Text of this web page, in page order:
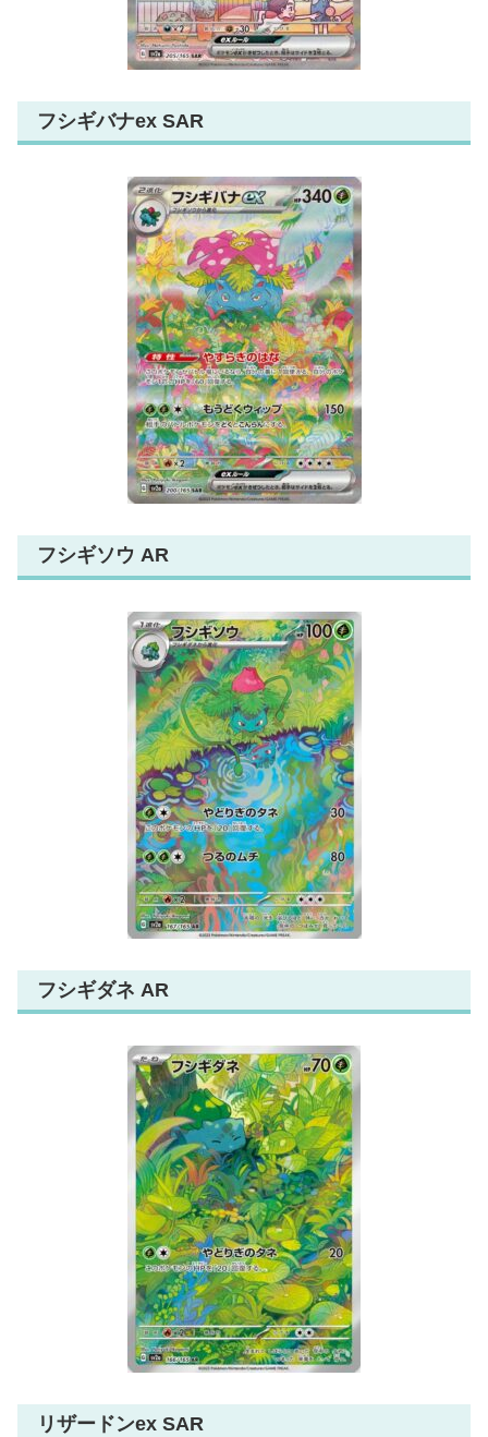
フシギバナex SAR
フシギソウ AR
フシギダネ AR
リザードンex SAR